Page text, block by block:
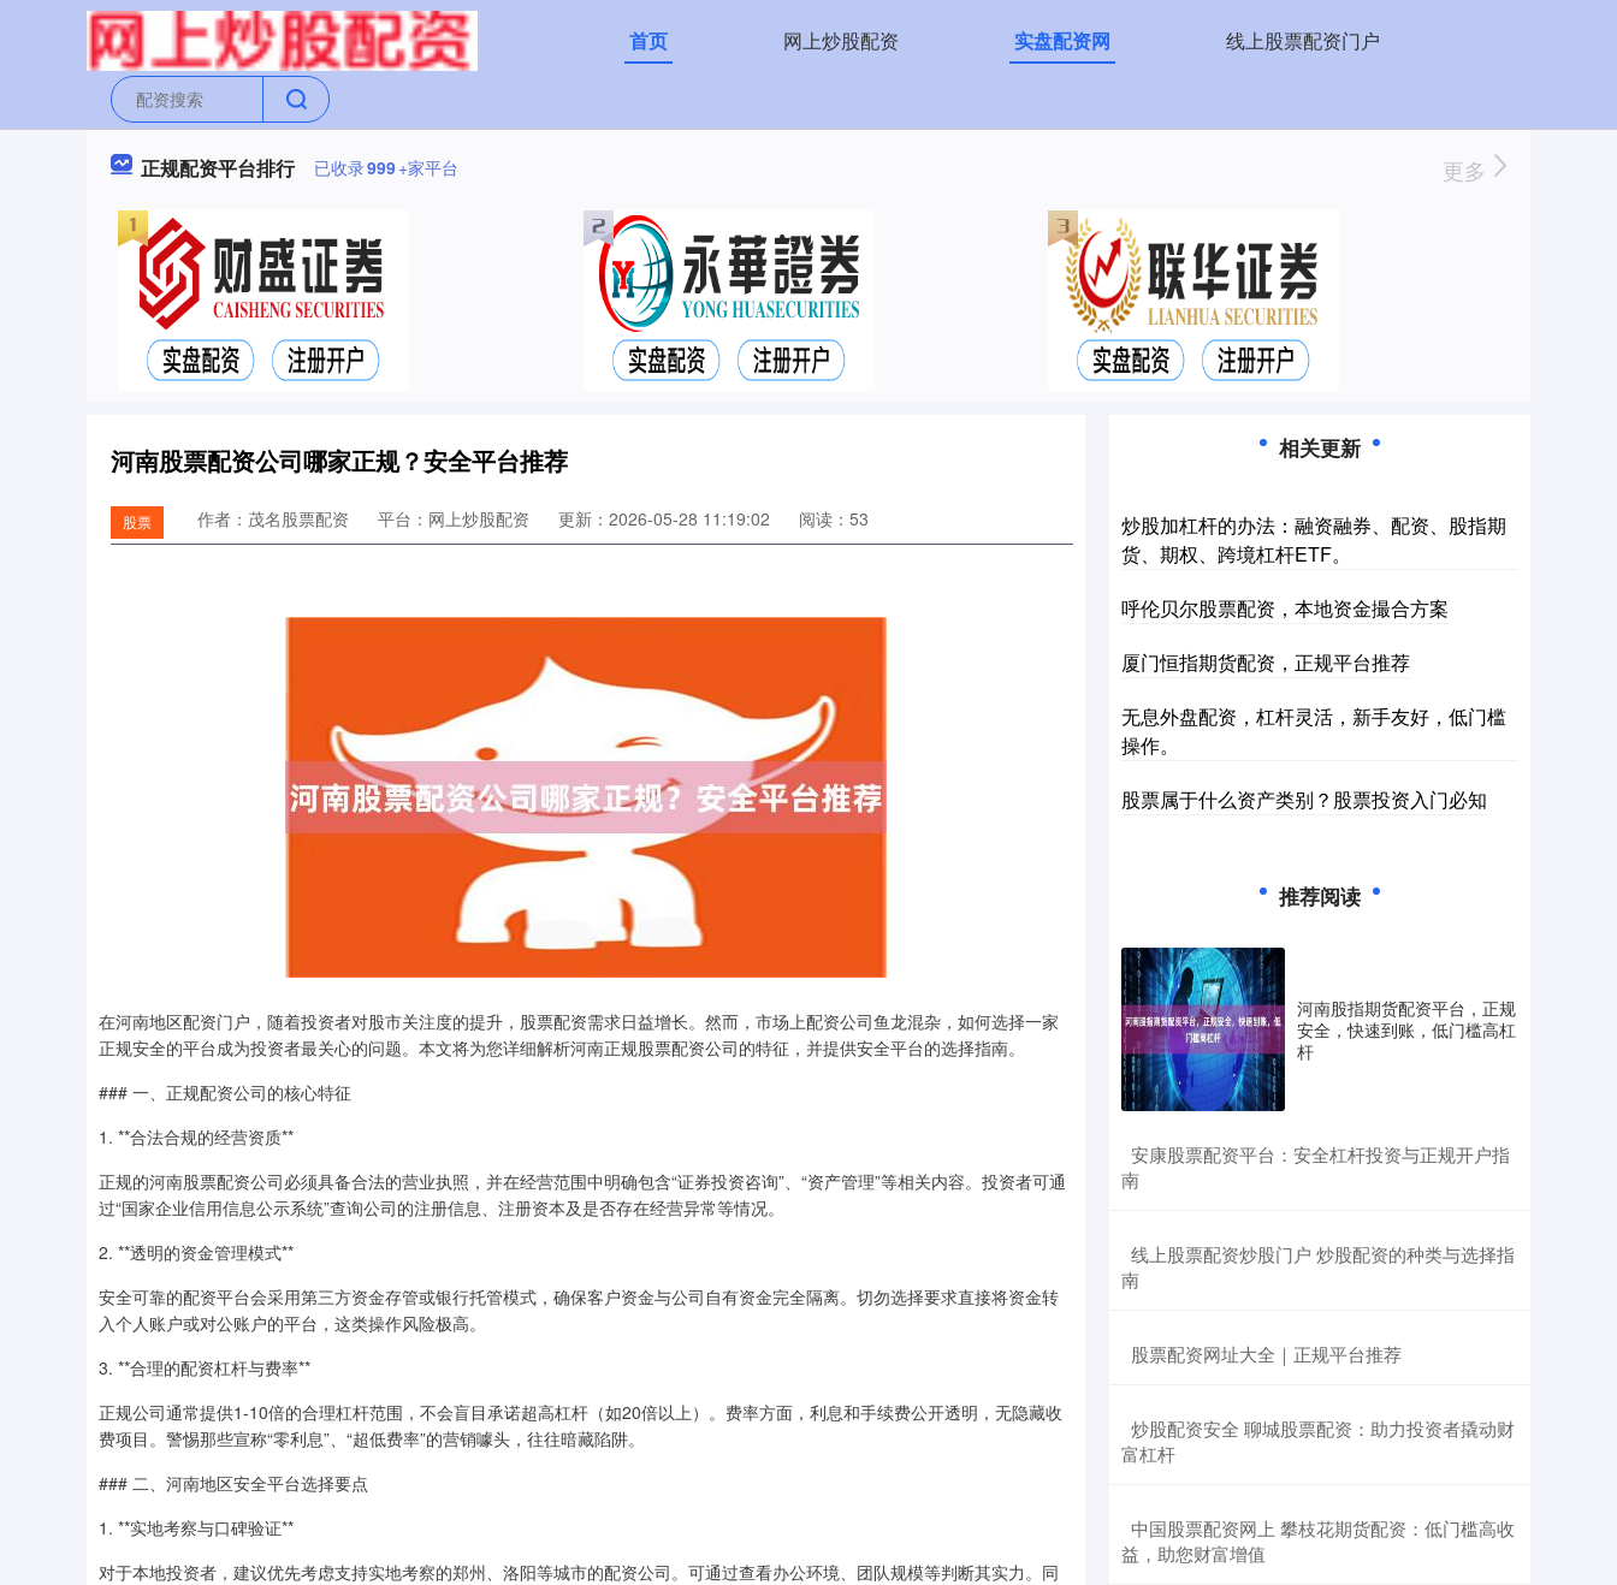
首页 网上炒股配资 实盘配资网 线上股票配资门户
正规配资平台排行 已收录999+家平台 更多
河南股票配资公司哪家正规？安全平台推荐
股票 作者：茂名股票配资 平台：网上炒股配资 更新：2026-05-28 11:19:02 阅读：53
在河南地区配资门户，随着投资者对股市关注度的提升，股票配资需求日益增长。然而，市场上配资公司鱼龙混杂，如何选择一家
正规安全的平台成为投资者最关心的问题。本文将为您详细解析河南正规股票配资公司的特征，并提供安全平台的选择指南。
### 一、正规配资公司的核心特征
1. **合法合规的经营资质**
正规的河南股票配资公司必须具备合法的营业执照，并在经营范围中明确包含“证券投资咨询”、“资产管理”等相关内容。投资者可通
过“国家企业信用信息公示系统”查询公司的注册信息、注册资本及是否存在经营异常等情况。
2. **透明的资金管理模式**
安全可靠的配资平台会采用第三方资金存管或银行托管模式，确保客户资金与公司自有资金完全隔离。切勿选择要求直接将资金转
入个人账户或对公账户的平台，这类操作风险极高。
3. **合理的配资杠杆与费率**
正规公司通常提供1-10倍的合理杠杆范围，不会盲目承诺超高杠杆（如20倍以上）。费率方面，利息和手续费公开透明，无隐藏收
费项目。警惕那些宣称“零利息”、“超低费率”的营销噱头，往往暗藏陷阱。
### 二、河南地区安全平台选择要点
1. **实地考察与口碑验证**
对于本地投资者，建议优先考虑支持实地考察的郑州、洛阳等城市的配资公司。可通过查看办公环境、团队规模等判断其实力。同
相关更新
炒股加杠杆的办法：融资融券、配资、股指期
货、期权、跨境杠杆ETF。
呼伦贝尔股票配资，本地资金撮合方案
厦门恒指期货配资，正规平台推荐
无息外盘配资，杠杆灵活，新手友好，低门槛
操作。
股票属于什么资产类别？股票投资入门必知
推荐阅读
河南股指期货配资平台，正规
安全，快速到账，低门槛高杠
杆
​安康股票配资平台：安全杠杆投资与正规开户指
南
​线上股票配资炒股门户 炒股配资的种类与选择指
南
​股票配资网址大全｜正规平台推荐
​炒股配资安全 聊城股票配资：助力投资者撬动财
富杠杆
​中国股票配资网上 攀枝花期货配资：低门槛高收
益，助您财富增值